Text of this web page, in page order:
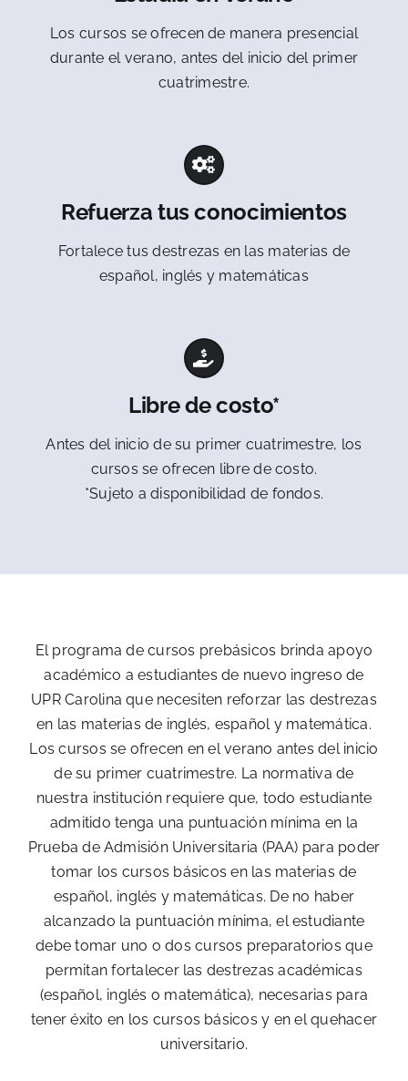
Los cursos se ofrecen de manera presencial
durante el verano, antes del inicio del primer
cuatrimestre.
Refuerza tus conocimientos
Fortalece tus destrezas en las materias de
español, inglés y matemáticas
Libre de costo*
Antes del inicio de su primer cuatrimestre, los
cursos se ofrecen libre de costo.
*Sujeto a disponibilidad de fondos.
El programa de cursos prebásicos brinda apoyo
académico a estudiantes de nuevo ingreso de
UPR Carolina que necesiten reforzar las destrezas
en las materias de inglés, español y matemática.
Los cursos se ofrecen en el verano antes del inicio
de su primer cuatrimestre. La normativa de
nuestra institución requiere que, todo estudiante
admitido tenga una puntuación mínima en la
Prueba de Admisión Universitaria (PAA) para poder
tomar los cursos básicos en las materias de
español, inglés y matemáticas. De no haber
alcanzado la puntuación mínima, el estudiante
debe tomar uno o dos cursos preparatorios que
permitan fortalecer las destrezas académicas
(español, inglés o matemática), necesarias para
tener éxito en los cursos básicos y en el quehacer
universitario.